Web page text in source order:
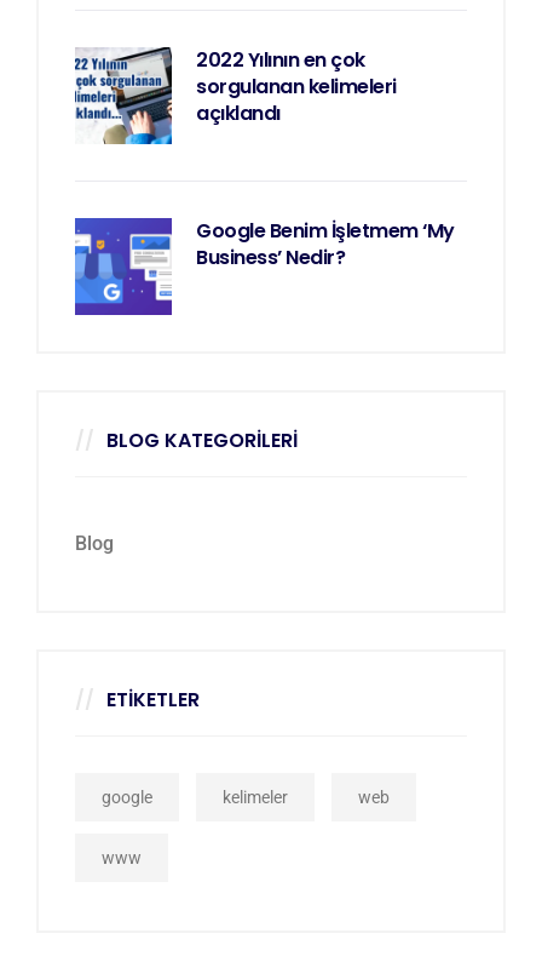
2022 Yılının en çok
sorgulanan kelimeleri
açıklandı
Google Benim İşletmem ‘My
Business’ Nedir?
BLOG KATEGORILERI
Blog
ETIKETLER
google kelimeler web
www